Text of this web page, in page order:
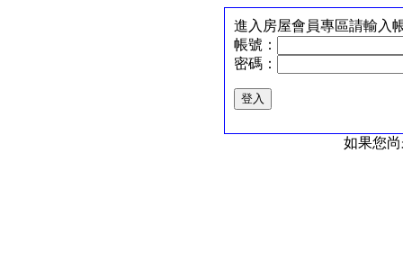
進入房屋會員專區請輸入
帳號：
密碼：
如果您